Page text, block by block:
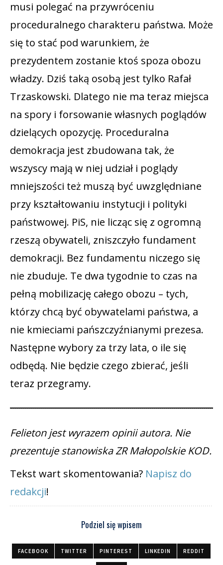
musi polegać na przywróceniu
proceduralnego charakteru państwa. Może
się to stać pod warunkiem, że
prezydentem zostanie ktoś spoza obozu
władzy. Dziś taką osobą jest tylko Rafał
Trzaskowski. Dlatego nie ma teraz miejsca
na spory i forsowanie własnych poglądów
dzielących opozycję. Proceduralna
demokracja jest zbudowana tak, że
wszyscy mają w niej udział i poglądy
mniejszości też muszą być uwzględniane
przy kształtowaniu instytucji i polityki
państwowej. PiS, nie licząc się z ogromną
rzeszą obywateli, zniszczyło fundament
demokracji. Bez fundamentu niczego się
nie zbuduje. Te dwa tygodnie to czas na
pełną mobilizację całego obozu – tych,
którzy chcą być obywatelami państwa, a
nie kmieciami pańszczyźnianymi prezesa.
Następne wybory za trzy lata, o ile się
odbędą. Nie będzie czego zbierać, jeśli
teraz przegramy.
Felieton jest wyrazem opinii autora. Nie
prezentuje stanowiska ZR Małopolskie KOD.
Tekst wart skomentowania? Napisz do
redakcji!
Podziel się wpisem
FACEBOOK TWITTER PINTEREST LINKEDIN REDDIT